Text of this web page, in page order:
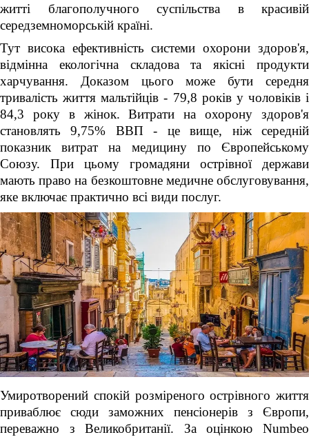
житті благополучного суспільства в красивій
середземноморській країні.
Тут висока ефективність системи охорони здоров'я,
відмінна екологічна складова та якісні продукти
харчування. Доказом цього може бути середня
тривалість життя мальтійців - 79,8 років у чоловіків і
84,3 року в жінок. Витрати на охорону здоров'я
становлять 9,75% ВВП - це вище, ніж середній
показник витрат на медицину по Європейському
Союзу. При цьому громадяни острівної держави
мають право на безкоштовне медичне обслуговування,
яке включає практично всі види послуг.
Умиротворений спокій розміреного острівного життя
приваблює сюди заможних пенсіонерів з Європи,
переважно з Великобританії. За оцінкою Numbeo